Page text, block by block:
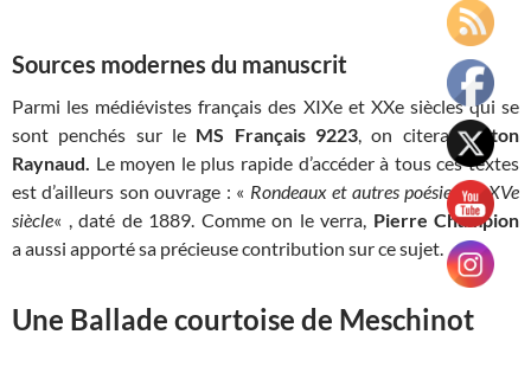
Sources modernes du manuscrit
Parmi les médiévistes français des XIXe et XXe siècles qui se
sont penchés sur le MS Français 9223 , on citeraGaston
Raynaud. Le moyen le plus rapide d’accéder à tous ces textes
est d’ailleurs son ouvrage : « Rondeaux et autres poésies du XVe
siècle« , daté de 1889. Comme on le verra, Pierre Champion
a aussi apporté sa précieuse contribution sur ce sujet.
Une Ballade courtoise de Meschinot